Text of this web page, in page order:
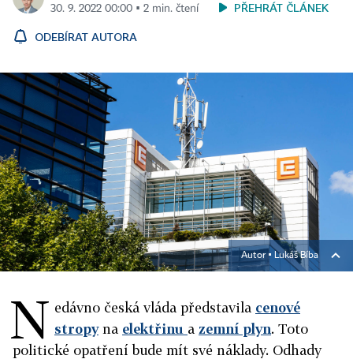
30. 9. 2022 00:00 ▪ 2 min. čtení
PŘEHRÁT ČLÁNEK
ODEBÍRAT AUTORA
Autor ▪ Lukáš Bíba
N edávno česká vláda představila cenové
stropyna elektřinu a zemní plyn. Toto
politické opatření bude mít své náklady. Odhady